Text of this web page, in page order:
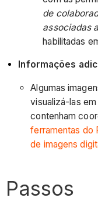
de
associadas
habilitadas
Informações
Algumas
visualizá-las
contenham
ferramentas do
de imagens
Passos